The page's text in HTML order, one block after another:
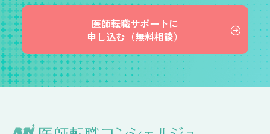
医師転職サポートに
申し込む（無料相談）